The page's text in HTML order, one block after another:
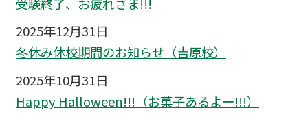
2025年12月31日
冬休み休校期間のお知らせ（吉原校）
2025年10月31日
Happy Halloween!!!（お菓子あるよー!!!）